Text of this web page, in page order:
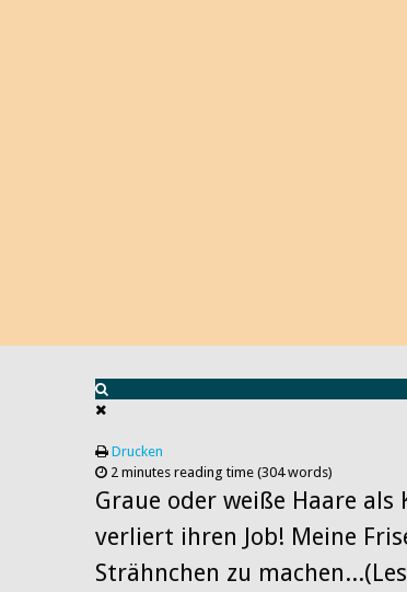
Drucken
2 minutes reading time (304 words)
Graue oder weiße Haare
verliert ihren Job! Meine
Strähnchen zu